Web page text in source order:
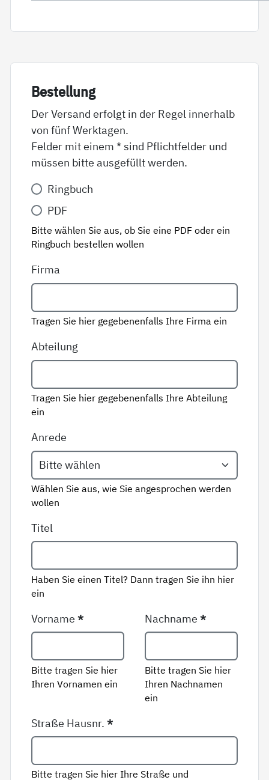
Be­stel­lung
Der Versand erfolgt in der Regel innerhalb
von fünf Werktagen.
Felder mit einem * sind Pflichtfelder und
müssen bitte ausgefüllt werden.
Variante*
Ringbuch
PDF
Bitte wählen Sie aus, ob Sie eine PDF oder ein
Ringbuch bestellen wollen
Firma
Tragen Sie hier gegebenenfalls Ihre Firma ein
Abteilung
Tragen Sie hier gegebenenfalls Ihre Abteilung
ein
Anrede
Wählen Sie aus, wie Sie angesprochen werden
wollen
Titel
Haben Sie einen Titel? Dann tragen Sie ihn hier
ein
Vorname*
Bitte tragen Sie hier
Ihren Vornamen ein
Nachname*
Bitte tragen Sie hier
Ihren Nachnamen
ein
Straße Hausnr.*
Bitte tragen Sie hier Ihre Straße und